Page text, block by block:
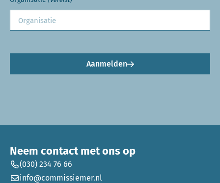
Aanmelden
Neem contact met ons op
(030) 234 76 66
info@commissiemer.nl